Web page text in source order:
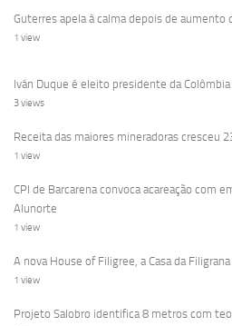
Guterres apela à calma depois de aumento
1 view
Iván Duque é eleito presidente da Colômbia
3 views
Receita das maiores mineradoras cresceu
1 view
CPI de Barcarena convoca acareação com
Alunorte
1 view
A nova House of Filigree, a Casa da
1 view
Projeto Salobro identifica 8 metros com